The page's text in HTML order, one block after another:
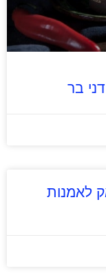
בר
לאמנות